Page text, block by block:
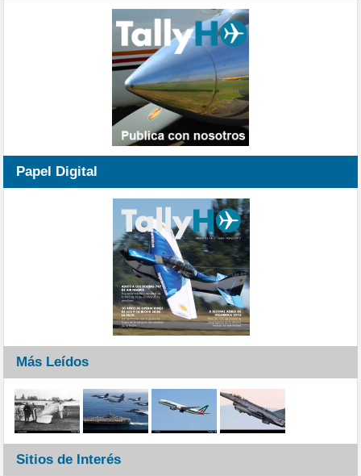
Papel Digital
Más Leídos
Sitios de Interés